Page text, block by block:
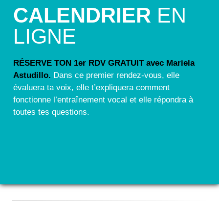
CALENDRIER EN
LIGNE
RÉSERVE TON 1er RDV GRATUIT avec Mariela
Astudillo. Dans ce premier rendez-vous, elle
évaluera ta voix, elle t’expliquera comment
fonctionne l’entraînement vocal et elle répondra à
toutes tes questions.